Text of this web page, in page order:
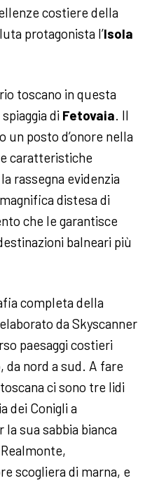
costiere della
protagonista l’Isola
toscano in questa
di Fetovaia. Il
un posto d’onore nella
caratteristiche
rassegna evidenzia
distesa di
che le garantisce
balneari più
completa della
da Skyscanner
paesaggi costieri
nord a sud. A fare
ci sono tre lidi
dei Conigli a
sua sabbia bianca
scogliera di marna, e